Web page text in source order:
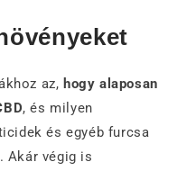
az, hogy alaposan
, és milyen
és egyéb furcsa
Akár végig is